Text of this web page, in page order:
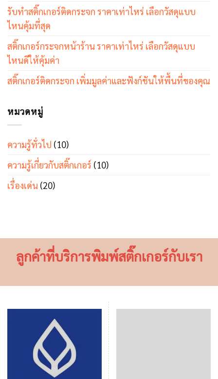
รับทำสติ๊กเกอร์ติดกระจก ราคาเท่าไหร่ เลือกวัสดุแบบ
ไหนคุ้มที่สุด
สติ๊กเกอร์กระจกหน้าร้าน ราคาเท่าไหร่ เลือกวัสดุแบบ
ไหนดีให้คุ้มค่า
สติ๊กเกอร์ติดกระจก เพิ่มมูลค่าและฟังก์ชันให้พื้นที่ของคุณ
หมวดหมู่
ความรู้ทั่วไป (10)
ความรู้เกี่ยวกับสติ๊กเกอร์ (10)
เรื่องเด่น (20)
ลูกค้าที่บริการพิมพ์สติ๊กเกอร์กับเรา